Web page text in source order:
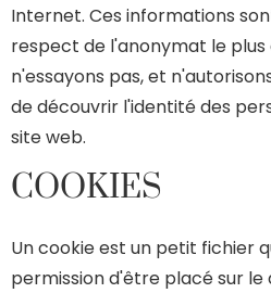
Internet. Ces informations
respect de l'anonymat le plus
n'essayons pas, et
de découvrir l'identité des
site web.
COOKIES
Un cookie est un petit fichier
permission d'être placé sur le